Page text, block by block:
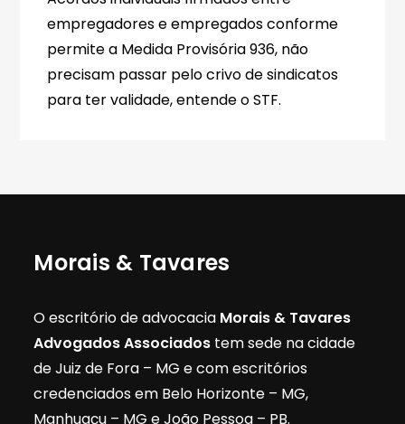
empregadores e empregados conforme
permite a Medida Provisória 936, não
precisam passar pelo crivo de sindicatos
para ter validade, entende o STF.
Morais & Tavares
O escritório de advocacia Morais & Tavares
Advogados Associados tem sede na cidade
de Juiz de Fora – MG e com escritórios
credenciados em Belo Horizonte – MG,
Manhuaçu – MG e João Pessoa – PB.